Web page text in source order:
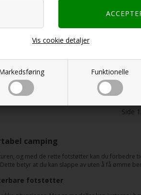
Funktionelle
Vis cookie detaljer
EUROTRAIL
309,00 incl MVA og toll
Side
camping
og med de rette fotstøtter kan du
betyr at du kan slappe av uten å få ømme
fotstøtter